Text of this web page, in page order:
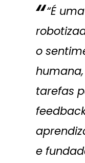
“É
o
tarefas
e